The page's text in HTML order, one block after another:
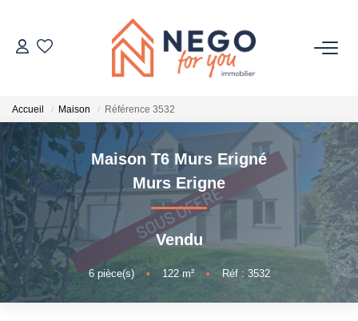
ACHETER
ESTIMER
OFF MARKET
IMMOBILIER PRO
À PROPOS
Accueil Maison Référence 3532
Maison T6 Murs Erigné
Murs Erigne
Vendu
6pièce(s) • 122m² • Réf : 3532